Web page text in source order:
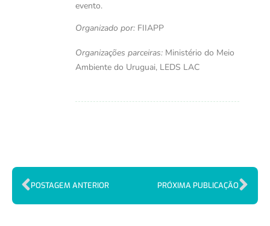
evento.
Organizado por: FIIAPP
Organizações parceiras: Ministério do Meio
Ambiente do Uruguai, LEDS LAC
POSTAGEM ANTERIOR PRÓXIMA PUBLICAÇÃO